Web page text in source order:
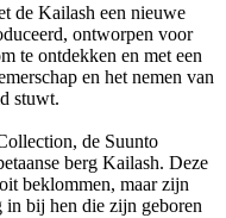
de Kailash een nieuwe
ontworpen voor
te ontdekken en met een
en het nemen van
stuwt.
de Suunto
berg Kailash. Deze
beklommen, maar zijn
in bij hen die zijn geboren